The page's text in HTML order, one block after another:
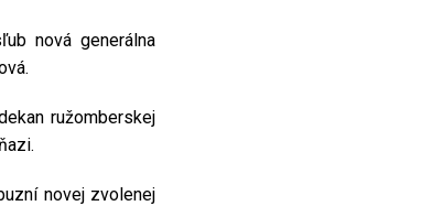
nová generálna
ružomberskej
novej zvolenej